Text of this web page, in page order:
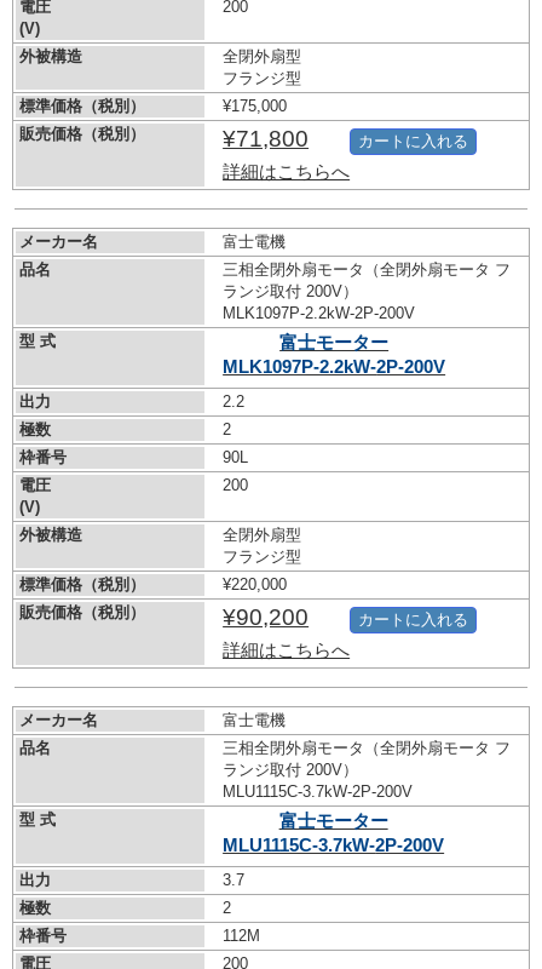
電圧
(V)
200
外被構造
全閉外扇型
フランジ型
標準価格（税別）
¥175,000
販売価格（税別）
¥71,800
詳細はこちらへ
カートに入れる
メーカー名
富士電機
品名
三相全閉外扇モータ（全閉外扇モータ フ
ランジ取付 200V）
MLK1097P-2.2kW-2P-200V
型 式
富士モーター
MLK1097P-2.2kW-2P-200V
出力
2.2
極数
2
枠番号
90L
電圧
(V)
200
外被構造
全閉外扇型
フランジ型
標準価格（税別）
¥220,000
販売価格（税別）
¥90,200
詳細はこちらへ
カートに入れる
メーカー名
富士電機
品名
三相全閉外扇モータ（全閉外扇モータ フ
ランジ取付 200V）
MLU1115C-3.7kW-2P-200V
型 式
富士モーター
MLU1115C-3.7kW-2P-200V
出力
3.7
極数
2
枠番号
112M
電圧
200